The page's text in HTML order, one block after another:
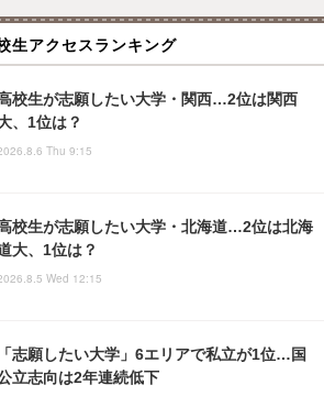
生アクセスランキング
校生が志願したい大学・関西…2位は関西
、1位は？
Thu 9:15
校生が志願したい大学・北海道…2位は北海
大、1位は？
Wed 12:15
「志願したい大学」6エリアで私立が1位…国
立志向は2年連続低下